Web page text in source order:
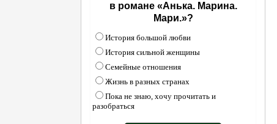
в романе «Анька. Марина.
Мари.»?
История большой любви
История сильной женщины
Семейные отношения
Жизнь в разных странах
Пока не знаю, хочу прочитать и
разобраться